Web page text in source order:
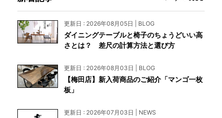
更新日 : 2026年08月05日 | BLOG
ダイニングテーブルと椅子のちょうどいい高
さとは？ 差尺の計算方法と選び方
更新日 : 2026年08月03日 | BLOG
【梅田店】新入荷商品のご紹介「マンゴ一枚
板」
更新日 : 2026年07月03日 | NEWS